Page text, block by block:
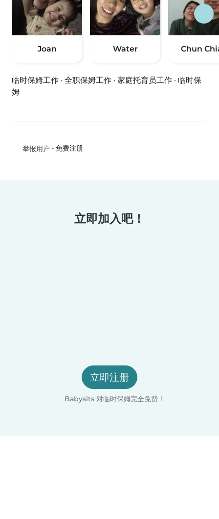
Joan Water Chun
临时保姆工作 · 全职保姆工作 · 家庭托育员工作 · 临时保
姆
举报用户 • 免费注册
立即加入吧！
立即注册
Babysits 对临时保姆完全免费！